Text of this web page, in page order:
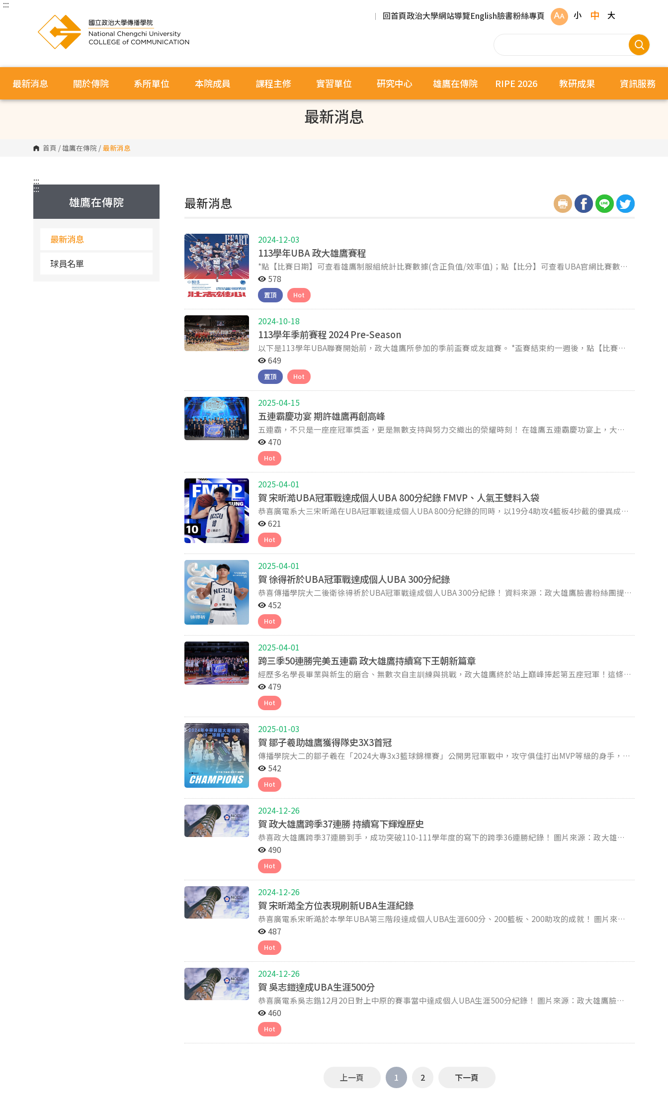
跳
:::
回首頁政治大學網站導覽English臉書粉絲專頁 小 中 大
最新消息 關於傳院 系所單位 本院成員 課程主修 實習單位 研究中心 雄鷹在傳院 RIPE 2026 教研成果 資訊服務
最新消息
首頁 / 雄鷹在傳院 / 最新消息
:::
雄鷹在傳院
最新消息
球員名單
:::
最新消息
2024-12-03
113學年UBA 政大雄鷹賽程
*點【比賽日期】可查看雄鷹制服組統計比賽數據(含正負值/效率值)；點【比分】可查看UBA官網比賽數
據。 比賽性質 比賽日期 時間 場地 比賽隊伍 比分 影片 UBA預賽 2024-11-23 13:00 文化 政治大學 vs. 北市大
學 133 : 81 直播 UBA預賽 2024-11-24 13:00 文化 政治大學 vs. 黎明學院 107 : 59 直播 UBA預賽 2024-11-25
19:00 文化 政治大學 vs. 文化大學 97 : 59 直播 UBA預賽 2024-11-27 17:00 文化 政治大學 vs. 臺灣藝大
79 : 60 直播 UBA預賽 2024-11-28 17:00 文化 政治大學 vs. 輔仁大學 106 : 77 直播 UBA預賽 2024-11-29
15:00 文化 政治大學 vs. 臺灣師大 109 : 83 直播 UBA預賽 2024-11-30 17:00 文化 政治大學 vs. 世新大學
114 : 49 直播 UBA預賽 2024-12-19 17:00 台藝大 政治大學 vs. 萬能科大 129 : 68 直播 UBA預賽 2024-12-20
17:00 健行 政治大學 vs. 中原大學 86 : 63 直播 UBA預賽 2024-12-21 17:00 台藝大 政治大學 vs. 高雄師大
122 : 54 直播 UBA預賽 2024-12-22 17:00 健行 政治大學 vs. 臺灣體大 84 : 68 直播 UBA預賽 2025-01-16
19:00 政大 政治大學 vs. 義守大學 112 : 93 直播 UBA預賽 2025-01-17 19:00 政大 政治大學 vs. 國立體大
106 : 78 直播 UBA預賽 2025-01-18 19:00 政大 政治大學 vs. 虎尾科大 101 : 73 直播 UBA預賽 2025-01-19
19:00 政大 政治大學 vs. 健行科大 93 : 82 直播 UBA八強 2025-02-22 13:00 板橋體育館 政治大學 vs. 黎明學
院 106 : 68 直播 UBA八強 2025-02-23 15:00 板橋體育館 政治大學 vs. 虎尾科大 84 : 46 直播 UBA八強 2025-
02-24 17:00 板橋體育館 政治大學 vs. 臺灣藝大 90 : 61 直播 UBA八強 2025-02-25 17:00 板橋體育館 政治大
學 vs. 國立體大 84 : 50 直播 UBA八強 2025-02-28 19:00 新竹市立體育館 政治大學 vs. 臺灣師大 106 : 82 直
播 UBA八強 2025-03-01 19:00 新竹市立體育館 政治大學 vs. 輔仁大學 90 : 66 直播 UBA八強 2025-03-02
19:00 新竹市立體育館 政治大學 vs. 健行科大 93 : 84 直播 UBA四強 2025-03-29 15:00 小巨蛋 政治大學 vs.
578
置頂 Hot
2024-10-18
113學年季前賽程 2024 Pre-Season
以下是113學年UBA聯賽開始前，政大雄鷹所參加的季前盃賽或友誼賽。 *盃賽結束約一週後，點【比賽日
期】可查看雄鷹制服組統計比賽數據。 比賽性質 比賽日期 時間 場地 比賽隊伍 比分 影片 佛光盃 2024-07-23
09:00 高雄巨蛋 政治大學 vs 澳洲Brian Kerle籃球學院 76 : 84 直播 佛光盃 2024-07-24 18:20 高雄巨蛋 政治
大學 vs 日本筑波大學 92 : 78 直播 佛光盃 2024-07-26 20:40 高雄巨蛋 政治大學 vs 高雄師大 74 : 63 直播 佛
光盃 2024-07-27 19:00 高雄巨蛋 政治大學 vs 菲律賓光明大學 106 : 94 直播 佛光盃 2024-07-28 15:40 高雄
巨蛋 政治大學 vs 馬來西亞代表隊 74 : 66 直播 WUBS世界大學籃球賽 2024-08-10 12:40 日本代代木第二體
育館 政治大學 vs 日本體育大學 79 : 71 直播 WUBS世界大學籃球賽 2024-08-11 15:10 日本代代木第二體育
館 政治大學 vs 菲律賓德拉薩爾大學 82 : 87 直播 WUBS世界大學籃球賽 2024-08-12 15:10 日本代代木第二
體育館 政治大學 vs 澳州雪梨大學 92 : 68 直播 CBL邀請賽 2024-09-10 16:00 輔大 政治大學 vs 輔仁大學 87 :
71 直播 CBL邀請賽 2024-09-13 19:00 台藝大 政治大學 vs 台灣藝大 68 : 65 直播 CBL邀請賽 2024-09-20
19:30 台大 政治大學 vs 台灣大學 78 : 69 直播 登峰造極青年賽 2024-10-01 17:40 台北體育館4F 政治大學 vs
台灣師大 75 : 88 直播 登峰造極青年賽 2024-10-04 19:20 台北體育館4F 政治大學 vs 菲律賓CEU 85 : 61 直播
登峰造極青年賽 2024-10-05 19:40 台北體育館4F 政治大學 vs 輔仁大學 64 : 67 直播 長耀盃 2024-10-09
16:40 新莊體育館 政治大學 vs 中信學院 81 : 73 直播 長耀盃 2024-10-11 18:00 新莊體育館 政治大學 vs 台灣
師大 75 : 86 長耀盃 2024-10-12 19:00 新莊體育館 政治大學 vs 輔仁大學 93 : 86 直播 長耀盃 2024-10-18
19:40 新莊體育館 政治大學 vs 虎尾科大 101 : 61 直播 長耀盃 2024-10-20 13:00 新莊體育館 政治大學 vs 健
行科大 64 : 76 直播 反毒公益賽 2024-10-26 13:30 輔大 政治大學 vs 光復高中 97 : 59 直播 反毒公益賽 2024-
10-27 12:30 輔大 政治大學 vs 虎尾科大 76 : 87 直播 CBL邀請賽 2024-11-02 10:00 政大 政治大學 vs 台灣藝
大 71 : 75 直播 CBL邀請賽 2024-11-09 10:00 政大 政治大學 vs 輔仁大學 90 : 73 直播 CBL邀請賽 2024-11-
10 16:00 政大 政治大學 vs 台灣大學 94 : 57 直播
649
置頂 Hot
2025-04-15
五連霸慶功宴 期許雄鷹再創高峰
五連霸，不只是一座座冠軍獎盃，更是無數支持與努力交織出的榮耀時刻！ 在雄鷹五連霸慶功宴上，大家
齊聚一堂，共同慶祝這段難忘的旅程——從賽場的每一次突破，到台下的每一份支持，都是成就政大雄鷹最
關鍵的力量。 傳播學院師長們對球員的溫暖關心與實質協助，是這些跨領域的力量，讓球員們能夠在兼顧
學業與比賽的同時，無後顧之憂地全力以赴，成就了今日的政大雄鷹，並持續邁向更高的舞台。 讓雄鷹在
五連霸的光榮之後，繼續攜手邁進，迎向下一個高峰！ 圖片來源：政大雄鷹臉書粉絲團提供
470
Hot
2025-04-01
賀 宋昕澔UBA冠軍戰達成個人UBA 800分紀錄 FMVP、人氣王雙料入袋
恭喜廣電系大三宋昕澔在UBA冠軍戰達成個人UBA 800分紀錄的同時，以19分4助攻4籃板4抄截的優異成
621
Hot
2025-04-01
賀 徐得祈於UBA冠軍戰達成個人UBA 300分紀錄
恭喜傳播學院大二後衛徐得祈於UBA冠軍戰達成個人UBA 300分紀錄！ 資料來源：政大雄鷹臉書粉絲團提
供452
Hot
2025-04-01
跨三季50連勝完美五連霸 政大雄鷹持續寫下王朝新篇章
經歷多名學長畢業與新生的磨合、無數次自主訓練與挑戰，政大雄鷹終於站上巔峰捧起第五座冠軍！這條奪
冠之路絕非坦途，從賽季初的陣容調整，每一場比賽都是一次成長，每一次對抗都是對自我的突破。 成立
第八年的政大雄鷹籃球隊，用不斷的努力與堅持寫下屬於自己的歷史。本季 24 連勝封王，連兩季全勝奪
冠，跨三季締造50 連勝的紀錄，以無可匹敵的姿態完成完美五連霸！ 比賽亮點回顧｜ 宋昕澔 19分4助攻4
籃板4抄截 林子皓 12分5助攻3籃板1抄截 徐得祈 11分5籃板3助攻2抄截 林恩宇 7分6籃板2助攻1阻攻1抄截
479
Hot
2025-01-03
賀 鄒子羲助雄鷹獲得隊史3X3首冠
傳播學院大二的鄒子羲在「2024大專3x3籃球錦標賽」公開男冠軍戰中，攻守俱佳打出MVP等級的身手，幫
助政大以21:15擊退地主隊臺體大。臺中出生的他也在鄉親面前率隊抱回隊史首座大專3x3冠軍。 圖片來
源：政大雄鷹臉書粉絲團提供
542
Hot
2024-12-26
賀 政大雄鷹跨季37連勝 持續寫下輝煌歷史
恭喜政大雄鷹跨季37連勝到手，成功突破110-111學年度的寫下的跨季36連勝紀錄！ 圖片來源：政大雄鷹
臉書粉絲團提供
490
Hot
2024-12-26
賀 宋昕澔全方位表現刷新UBA生涯紀錄
恭喜廣電系宋昕澔於本學年UBA第三階段達成個人UBA生涯600分、200籃板、200助攻的成就！ 圖片來
源：政大雄鷹臉書粉絲團提供
487
Hot
2024-12-26
賀 吳志鎧達成UBA生涯500分
恭喜廣電系吳志鍇12月20日對上中原的賽事當中達成個人UBA生涯500分紀錄！ 圖片來源：政大雄鷹臉書
粉絲團提供
460
Hot
上一頁 1 2 下一頁